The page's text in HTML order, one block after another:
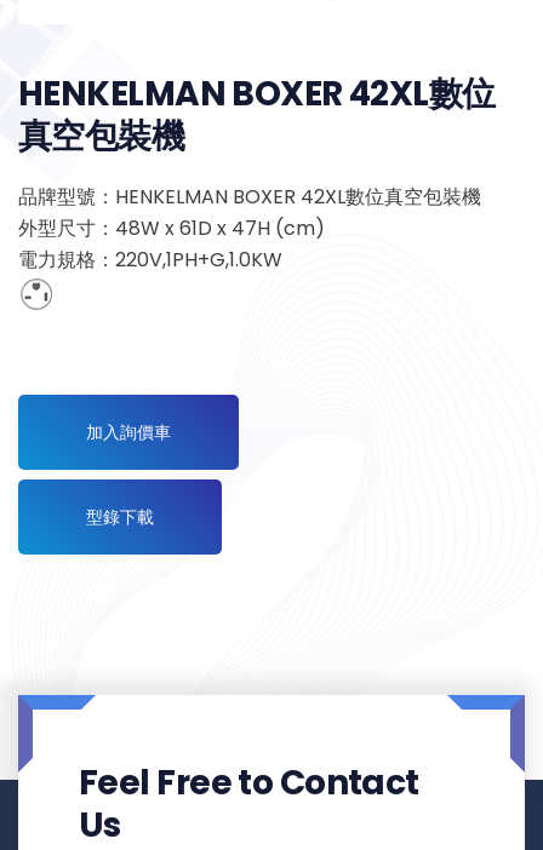
HENKELMAN BOXER 42XL數位
真空包裝機
品牌型號：HENKELMAN BOXER 42XL數位真空包裝機
外型尺寸：48W x 61D x 47H (cm)
電力規格：220V,1PH+G,1.0KW
加入詢價車
型錄下載
Feel Free to Contact
Us